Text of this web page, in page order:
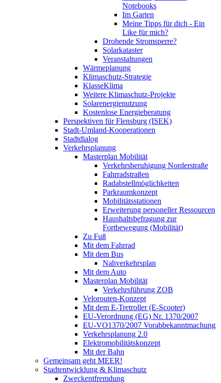
Notebooks
Im Garten
Meine Tipps für dich - Ein
Like für mich?
Drohende Stromsperre?
Solarkataster
Veranstaltungen
Wärmeplanung
Klimaschutz-Strategie
KlasseKlima
Weitere Klimaschutz-Projekte
Solarenergienutzung
Kostenlose Energieberatung
Perspektiven für Flensburg (ISEK)
Stadt-Umland-Kooperationen
Stadtdialog
Verkehrsplanung
Masterplan Mobilität
Verkehrsberuhigung Norderstraße
Fahrradstraßen
Radabstellmöglichkeiten
Parkraumkonzept
Mobilitätsstationen
Erweiterung personeller Ressourcen
Haushaltsbefragung zur
Fortbewegung (Mobilität)
Zu Fuß
Mit dem Fahrrad
Mit dem Bus
Nahverkehrsplan
Mit dem Auto
Masterplan Mobilität
Verkehrsführung ZOB
Velorouten-Konzept
Mit dem E-Tretroller (E-Scooter)
EU-Verordnung (EG) Nr. 1370/2007
EU-VO1370/2007 Vorabbekanntmachung
Verkehrsplanung 2.0
Elektromobilitätskonzept
Mit der Bahn
Gemeinsam geht MEER!
Stadtentwicklung & Klimaschutz
Zweckentfremdung